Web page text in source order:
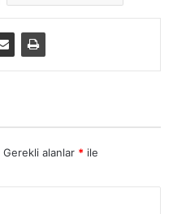
Gerekli alanlar * ile